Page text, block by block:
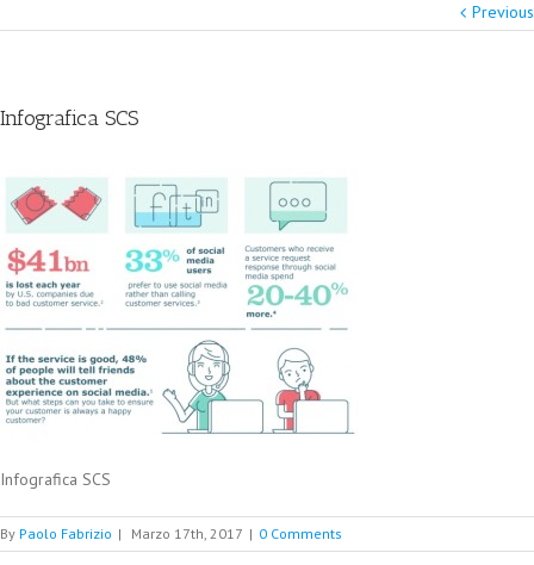
Previous
Infografica SCS
Infografica SCS
By Paolo Fabrizio | Marzo 17th, 2017 | 0 Comments